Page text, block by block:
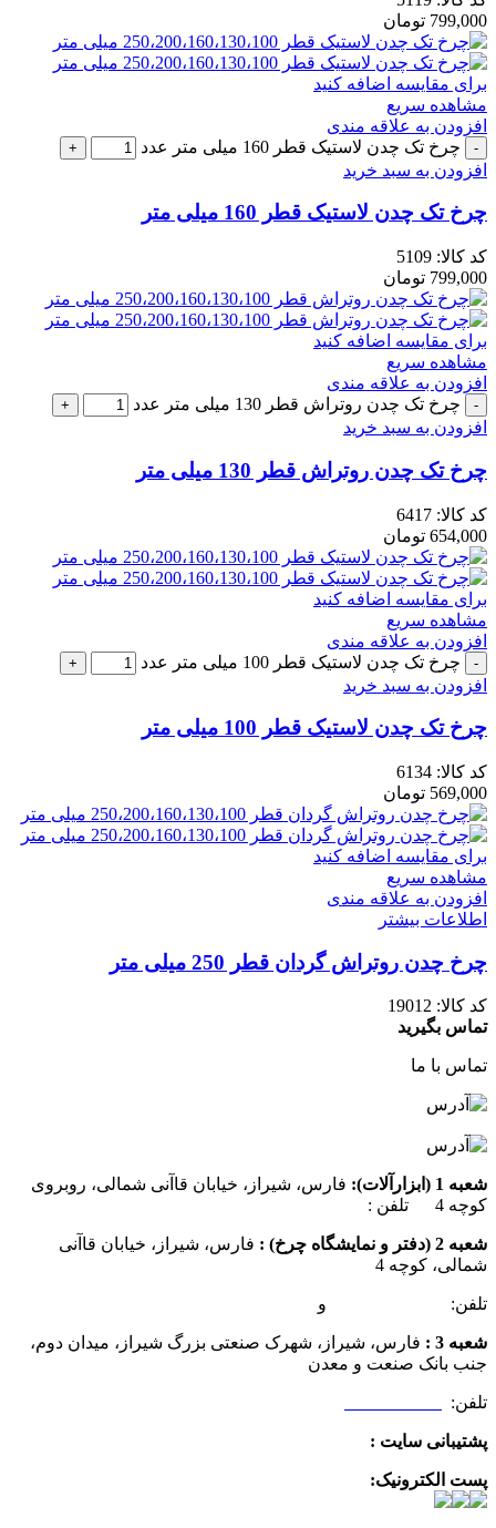
799,000 تومان
برای مقایسه اضافه کنید
مشاهده سریع
افزودن به علاقه مندی
چرخ تک چدن لاستیک قطر 160 میلی متر عدد
افزودن به سبد خرید
چرخ تک چدن لاستیک قطر 160 میلی متر
کد کالا: 5109
799,000 تومان
برای مقایسه اضافه کنید
مشاهده سریع
افزودن به علاقه مندی
چرخ تک چدن روتراش قطر 130 میلی متر عدد
افزودن به سبد خرید
چرخ تک چدن روتراش قطر 130 میلی متر
کد کالا: 6417
654,000 تومان
برای مقایسه اضافه کنید
مشاهده سریع
افزودن به علاقه مندی
چرخ تک چدن لاستیک قطر 100 میلی متر عدد
افزودن به سبد خرید
چرخ تک چدن لاستیک قطر 100 میلی متر
کد کالا: 6134
569,000 تومان
برای مقایسه اضافه کنید
مشاهده سریع
افزودن به علاقه مندی
اطلاعات بیشتر
چرخ چدن روتراش گردان قطر 250 میلی متر
کد کالا: 19012
تماس بگیرید
تماس با ما
شعبه 1 (ابزارآلات):
فارس، شیراز، خیابان قاآنی شمالی، روبروی
کوچه 4 تلفن :
شعبه 2 (دفتر و نمایشگاه چرخ) :
فارس، شیراز، خیابان قاآنی
شمالی، کوچه 4
تلفن: و
شعبه 3 :
فارس، شیراز، شهرک صنعتی بزرگ شیراز، میدان دوم،
جنب بانک صنعت و معدن
تلفن:
پشتیبانی سایت :
پست الکترونیک: